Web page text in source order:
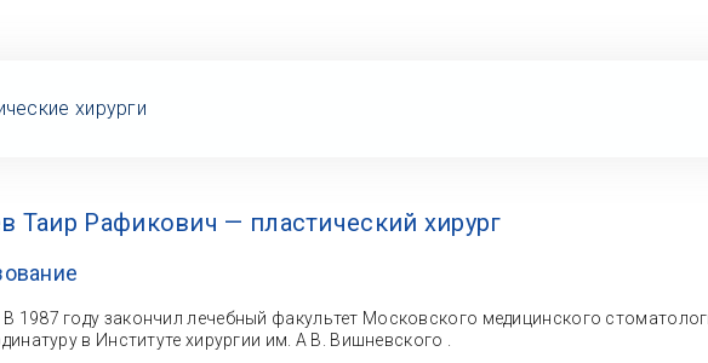
хирурги
Таир Рафикович — пластический хирург
В 1987 году закончил лечебный факультет Московского медицинского
в Институте хирургии им. А В. Вишневского .